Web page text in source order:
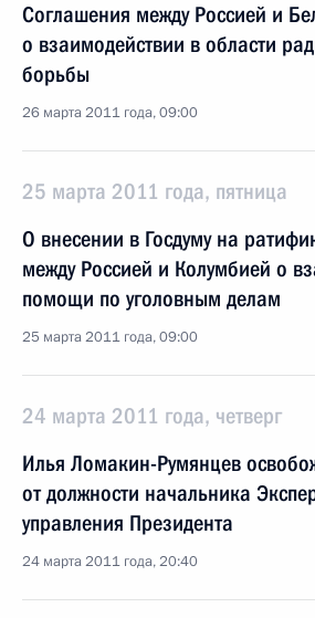
Соглашения между Россией и
о взаимодействии в области
борьбы
26 марта 2011 года, 09:00
25 марта 2011 года, пятница
О внесении в Госдуму на
между Россией и Колумбией о
помощи по уголовным делам
25 марта 2011 года, 09:00
24 марта 2011 года, четверг
Илья Ломакин-Румянцев
от должности начальника
управления Президента
24 марта 2011 года, 20:40